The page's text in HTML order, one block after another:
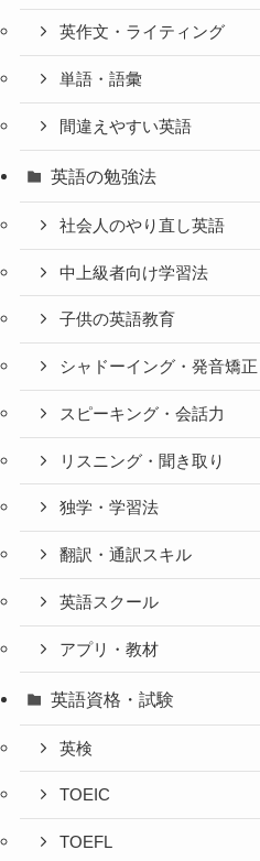
英作文・ライティング
単語・語彙
間違えやすい英語
英語の勉強法
社会人のやり直し英語
中上級者向け学習法
子供の英語教育
シャドーイング・発音矯正
スピーキング・会話力
リスニング・聞き取り
独学・学習法
翻訳・通訳スキル
英語スクール
アプリ・教材
英語資格・試験
英検
TOEIC
TOEFL